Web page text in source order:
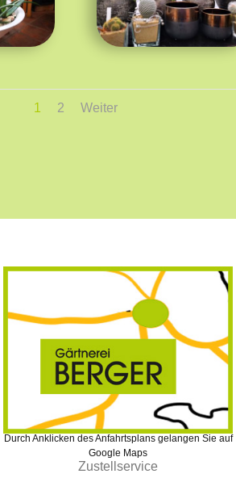
1 2 Weiter
Durch Anklicken des Anfahrtsplans gelangen Sie auf
Google Maps
Zustellservice